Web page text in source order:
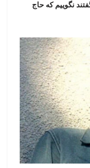
نگوییم که حاج